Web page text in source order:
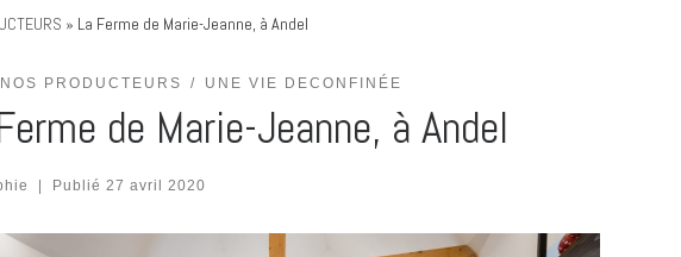
» La Ferme de Marie-Jeanne, à Andel
PRODUCTEURS UNE VIE DECONFINÉE
de Marie-Jeanne, à Andel
| Publié 27 avril 2020